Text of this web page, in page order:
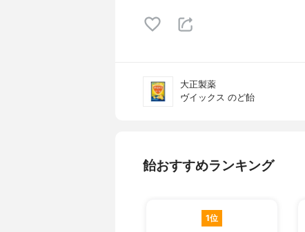
大正製薬
ヴイックス のど飴
飴おすすめランキング
1位